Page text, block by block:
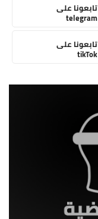
تابعونا على
telegram
تابعونا على
tikTok